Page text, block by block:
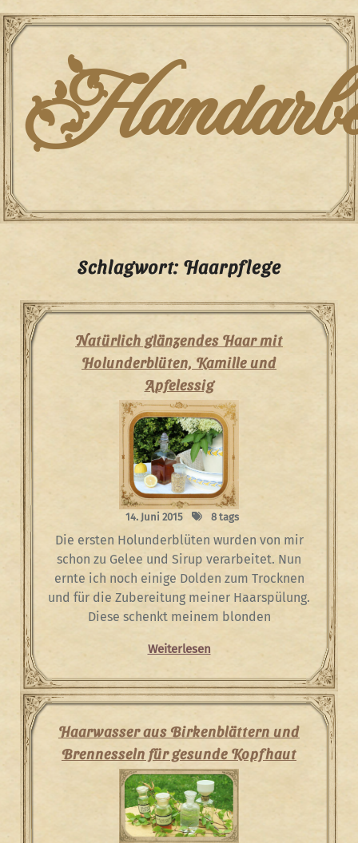
Skip
to
content
Schlagwort: Haarpflege
Natürlich glänzendes Haar mit
Holunderblüten, Kamille und
Apfelessig
14. Juni 2015 8 tags
Die ersten Holunderblüten wurden von mir
schon zu Gelee und Sirup verarbeitet. Nun
ernte ich noch einige Dolden zum Trocknen
und für die Zubereitung meiner Haarspülung.
Diese schenkt meinem blonden
Weiterlesen
Haarwasser aus Birkenblättern und
Brennesseln für gesunde Kopfhaut